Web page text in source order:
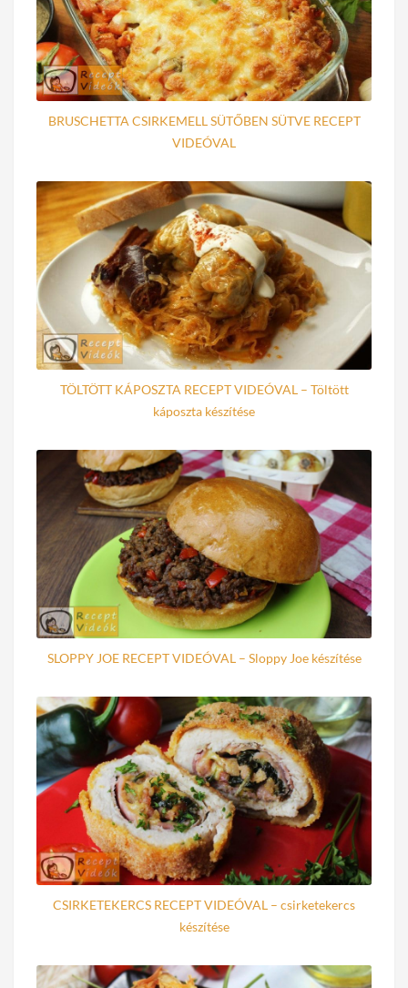
BRUSCHETTA CSIRKEMELL SÜTŐBEN SÜTVE RECEPT
VIDEÓVAL
TÖLTÖTT KÁPOSZTA RECEPT VIDEÓVAL – Töltött
káposzta készítése
SLOPPY JOE RECEPT VIDEÓVAL – Sloppy Joe készítése
CSIRKETEKERCS RECEPT VIDEÓVAL – csirketekercs
készítése